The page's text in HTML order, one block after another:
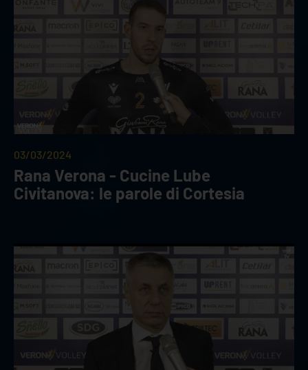
03/03/2024
Rana Verona - Cucine Lube
Civitanova: le parole di Cortesia